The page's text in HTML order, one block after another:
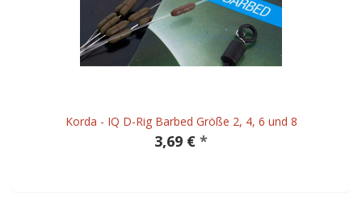
Korda - IQ D-Rig Barbed Größe 2, 4, 6 und 8
3,69 € *